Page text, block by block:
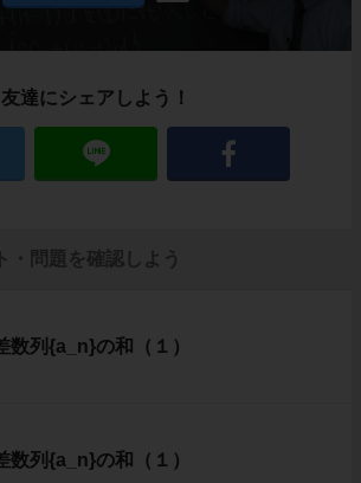
友達にシェアしよう！
・問題を確認しよう
数列{a_n}の和（１）
数列{a_n}の和（１）